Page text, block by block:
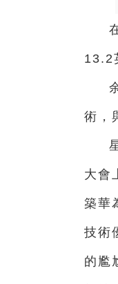
13.2
術，
大會
築華
技術
的尷